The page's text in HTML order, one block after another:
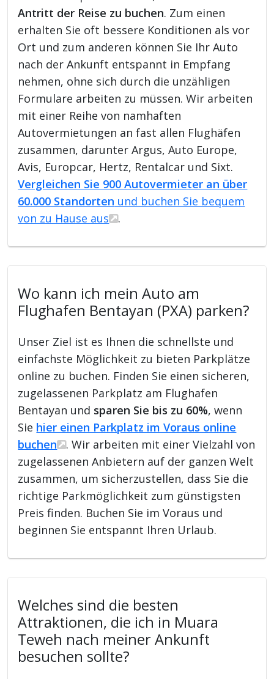
Antritt der Reise zu buchen. Zum einen
erhalten Sie oft bessere Konditionen als vor
Ort und zum anderen können Sie Ihr Auto
nach der Ankunft entspannt in Empfang
nehmen, ohne sich durch die unzähligen
Formulare arbeiten zu müssen. Wir arbeiten
mit einer Reihe von namhaften
Autovermietungen an fast allen Flughäfen
zusammen, darunter Argus, Auto Europe,
Avis, Europcar, Hertz, Rentalcar und Sixt.
Vergleichen Sie 900 Autovermieter an über
60.000 Standorten und buchen Sie bequem
von zu Hause aus
.
Wo kann ich mein Auto am
Flughafen Bentayan (PXA) parken?
Unser Ziel ist es Ihnen die schnellste und
einfachste Möglichkeit zu bieten Parkplätze
online zu buchen. Finden Sie einen sicheren,
zugelassenen Parkplatz am Flughafen
Bentayan und sparen Sie bis zu 60%, wenn
Sie hier einen Parkplatz im Voraus online
buchen
. Wir arbeiten mit einer Vielzahl von
zugelassenen Anbietern auf der ganzen Welt
zusammen, um sicherzustellen, dass Sie die
richtige Parkmöglichkeit zum günstigsten
Preis finden. Buchen Sie im Voraus und
beginnen Sie entspannt Ihren Urlaub.
Welches sind die besten
Attraktionen, die ich in Muara
Teweh nach meiner Ankunft
besuchen sollte?